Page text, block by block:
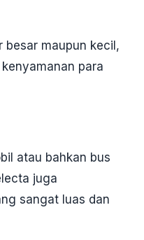
besar maupun kecil,
para
atau bahkan bus
juga
sangat luas dan